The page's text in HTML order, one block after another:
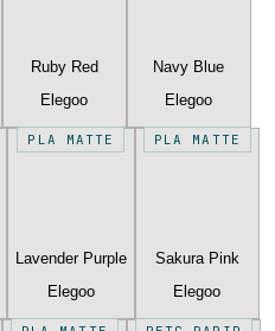
Ruby Red
Elegoo
Navy Blue
Elegoo
PLA MATTE
Lavender Purple
Elegoo
PLA MATTE
Sakura Pink
Elegoo